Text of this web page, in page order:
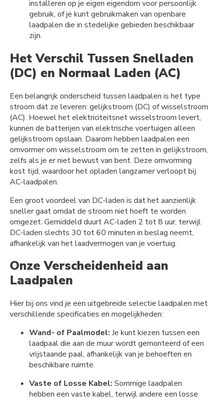
installeren op je eigen eigendom voor persoonlijk
gebruik, of je kunt gebruikmaken van openbare
laadpalen die in stedelijke gebieden beschikbaar
zijn.
Het Verschil Tussen Snelladen
(DC) en Normaal Laden (AC)
Een belangrijk onderscheid tussen laadpalen is het type
stroom dat ze leveren: gelijkstroom (DC) of wisselstroom
(AC). Hoewel het elektriciteitsnet wisselstroom levert,
kunnen de batterijen van elektrische voertuigen alleen
gelijkstroom opslaan. Daarom hebben laadpalen een
omvormer om wisselstroom om te zetten in gelijkstroom,
zelfs als je er niet bewust van bent. Deze omvorming
kost tijd, waardoor het opladen langzamer verloopt bij
AC-laadpalen.
Een groot voordeel van DC-laden is dat het aanzienlijk
sneller gaat omdat de stroom niet hoeft te worden
omgezet. Gemiddeld duurt AC-laden 2 tot 8 uur, terwijl
DC-laden slechts 30 tot 60 minuten in beslag neemt,
afhankelijk van het laadvermogen van je voertuig.
Onze Verscheidenheid aan
Laadpalen
Hier bij ons vind je een uitgebreide selectie laadpalen met
verschillende specificaties en mogelijkheden:
Wand- of Paalmodel: Je kunt kiezen tussen een
laadpaal die aan de muur wordt gemonteerd of een
vrijstaande paal, afhankelijk van je behoeften en
beschikbare ruimte.
Vaste of Losse Kabel: Sommige laadpalen
hebben een vaste kabel, terwijl andere een losse